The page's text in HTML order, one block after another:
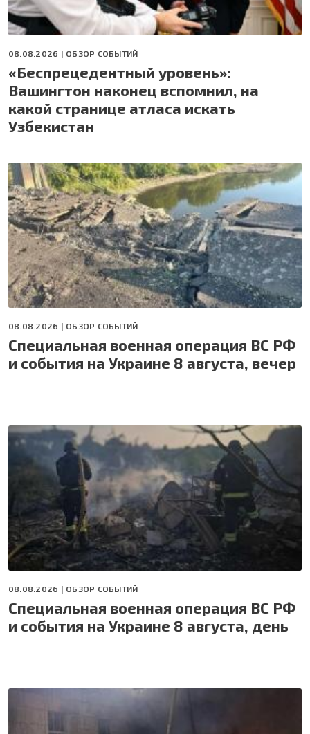
08.08.2026 | ОБЗОР СОБЫТИЙ
«Беспрецедентный уровень»:
Вашингтон наконец вспомнил, на
какой странице атласа искать
Узбекистан
08.08.2026 | ОБЗОР СОБЫТИЙ
Специальная военная операция ВС РФ
и события на Украине 8 августа, вечер
08.08.2026 | ОБЗОР СОБЫТИЙ
Специальная военная операция ВС РФ
и события на Украине 8 августа, день